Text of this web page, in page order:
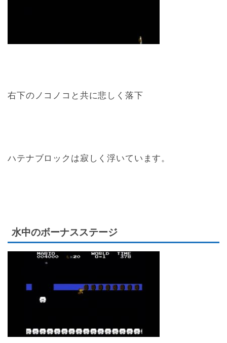
右下のノコノコと共に悲しく落下
ハテナブロックは寂しく浮いています。
水中のボーナスステージ